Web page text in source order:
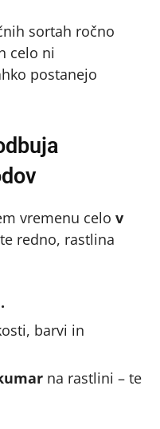
sortah ročno
celo ni
postanejo
vremenu celo v
redno, rastlina
barvi in
na rastlini – te